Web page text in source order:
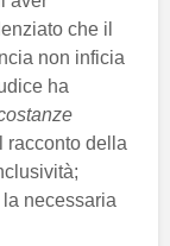
che il
non inficia
ha
racconto della
necessaria